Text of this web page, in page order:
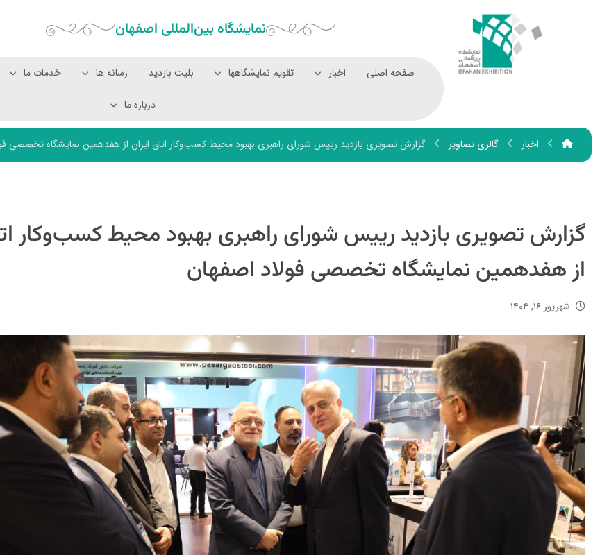
نمایشگاه بین‌المللی‌ اصفهان
صفحه اصلی اخبار تقویم نمایشگاهها بلیت بازدید رسانه ها خدمات ما
درباره ما
اخبار گالری تصاویر گزارش تصویری بازدید رییس شورای راهبری بهبود محیط کسب‌وکار اتاق ایران از هفدهمین نمایشگاه تخصصی
گزارش تصویری بازدید رییس شورای راهبری بهبود محیط کسب‌وکار
از هفدهمین نمایشگاه تخصصی فولاد اصفهان
شهریور ۱۶, ۱۴۰۴